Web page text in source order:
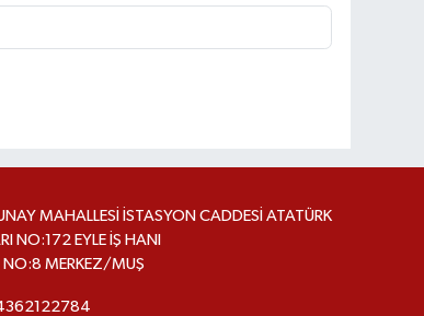
MAHALLESİ İSTASYON CADDESİ ATATÜRK
NO:172 EYLE İŞ HANI
MERKEZ/MUŞ